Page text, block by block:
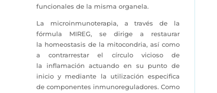
funcionales de la misma organela.
La microinmunoterapia, a través de la
fórmula MIREG, se dirige a restaurar
la homeostasis de la mitocondria, así como
a contrarrestar el círculo vicioso de
la inflamación actuando en su punto de
inicio y mediante la utilización especifica
de componentes inmunoreguladores. Como